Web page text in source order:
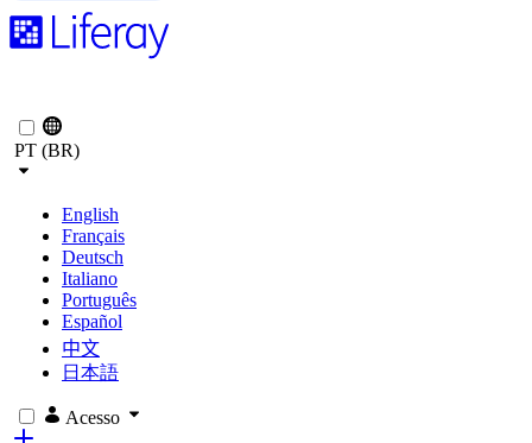
PT (BR)
English
Français
Deutsch
Italiano
Português
Español
中文
日本語
Acesso